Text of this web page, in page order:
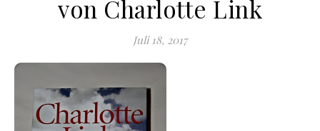
von Charlotte Link
Juli 18, 2017